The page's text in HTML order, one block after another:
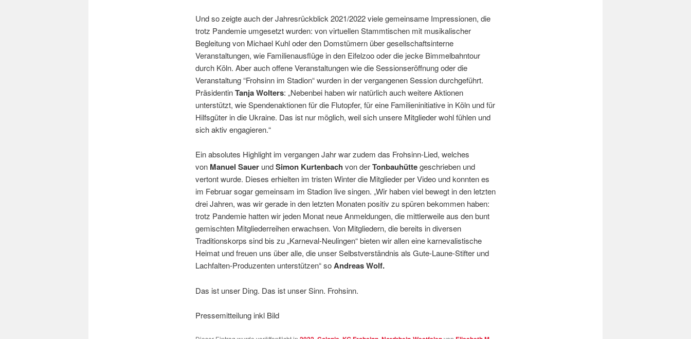
Und so zeigte auch der Jahresrückblick 2021/2022 viele gemeinsame Impressionen, die
trotz Pandemie umgesetzt wurden: von virtuellen Stammtischen mit musikalischer
Begleitung von Michael Kuhl oder den Domstümern über gesellschaftsinterne
Veranstaltungen, wie Familienausflüge in den Eifelzoo oder die jecke Bimmelbahntour
durch Köln. Aber auch offene Veranstaltungen wie die Sessionseröffnung oder die
Veranstaltung “Frohsinn im Stadion“ wurden in der vergangenen Session durchgeführt.
PräsidentinTanja Wolters: „Nebenbei haben wir natürlich auch weitere Aktionen
unterstützt, wie Spendenaktionen für die Flutopfer, für eine Familieninitiative in Köln und für
Hilfsgüter in die Ukraine. Das ist nur möglich, weil sich unsere Mitglieder wohl fühlen und
sich aktiv engagieren.“
Ein absolutes Highlight im vergangen Jahr war zudem das Frohsinn-Lied, welches
von Manuel SauerundSimon Kurtenbach von derTonbauhüttegeschrieben und
vertont wurde. Dieses erhielten im tristen Winter die Mitglieder per Video und konnten es
im Februar sogar gemeinsam im Stadion live singen. „Wir haben viel bewegt in den letzten
drei Jahren, was wir gerade in den letzten Monaten positiv zu spüren bekommen haben:
trotz Pandemie hatten wir jeden Monat neue Anmeldungen, die mittlerweile aus den bunt
gemischten Mitgliederreihen erwachsen. Von Mitgliedern, die bereits in diversen
Traditionskorps sind bis zu „Karneval-Neulingen“ bieten wir allen eine karnevalistische
Heimat und freuen uns über alle, die unser Selbstverständnis als Gute-Laune-Stifter und
Lachfalten-Produzenten unterstützen“ soAndreas Wolf.
Das ist unser Ding. Das ist unser Sinn. Frohsinn.
Pressemitteilung inkl Bild